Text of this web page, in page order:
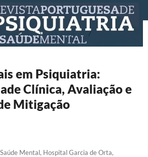
/ Vol. 12 N.º 1 (2026)
/
em Psiquiatria:
Clínica, Avaliação e
Mitigação
Mental, Hospital Garcia de Orta,